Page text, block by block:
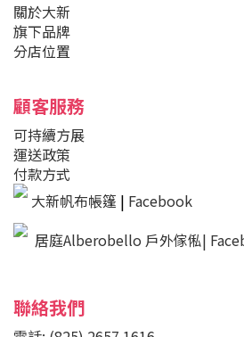
關於大新
旗下品牌
分店位置
顧客服務
可持續方展
運送政策
付款方式
大新帆布帳篷 | Facebook
居庭Alberobello 戶外傢俬|
聯絡我們